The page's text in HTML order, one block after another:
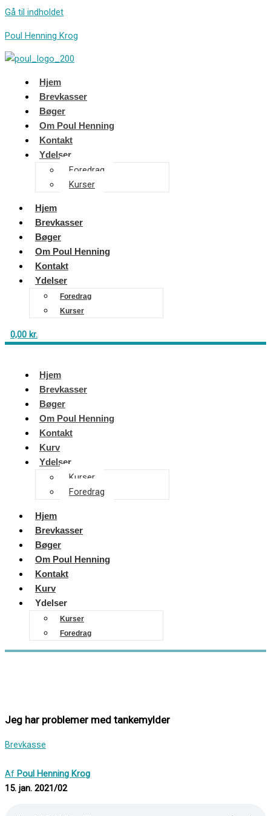
Gå til indholdet
Poul Henning Krog
Hjem
Brevkasser
Bøger
Om Poul Henning
Kontakt
Ydelser
Foredrag
Kurser
Hjem
Brevkasser
Bøger
Om Poul Henning
Kontakt
Ydelser
Foredrag
Kurser
0,00 kr.
Hjem
Brevkasser
Bøger
Om Poul Henning
Kontakt
Kurv
Ydelser
Kurser
Foredrag
Hjem
Brevkasser
Bøger
Om Poul Henning
Kontakt
Kurv
Ydelser
Kurser
Foredrag
Jeg har problemer med tankemylder
Brevkasse
Af Poul Henning Krog
15. jan. 2021/02